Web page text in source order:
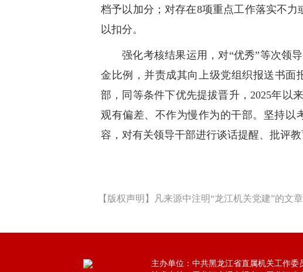
档予以加分；对存在8项重点工作落实不
以扣分。
强化考核结果运用，对“优秀”等次领
金比例，并责成其向上级党组织报送书面
部，同等条件下优先提拔晋升，2025年以
观有偏差、不作为慢作为的干部。坚持以
容，对有关领导干部进行谈话提醒、批评
【版权声明】凡来源中注明“龙江机关党建”的文
主办单位：中共黑龙江省直属机关工作委